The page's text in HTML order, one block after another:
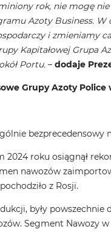
rok, nie mogę
Azoty Business. W
i zmieniamy
Kapitałowej Grupa
Portu. – dodaje
Grupy Azoty
bezprecedensowy
roku osiągnął
nawozów
z Rosji.
były
Segment Nawozy